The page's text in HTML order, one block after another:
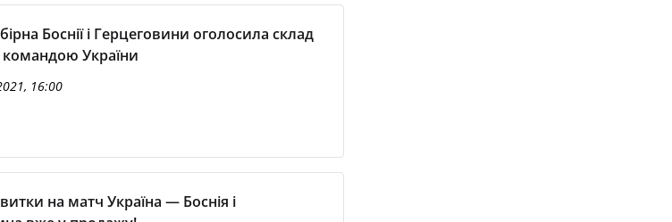
Боснії і Герцеговини оголосила склад
командою України
16:00
на матч Україна — Боснія і